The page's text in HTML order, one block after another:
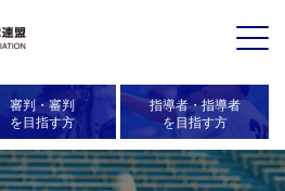
審判・審判
を目指す方
指導者・指導者
を目指す方